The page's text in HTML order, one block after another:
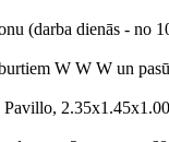
(darba dienās -
W W W un
Pavillo,